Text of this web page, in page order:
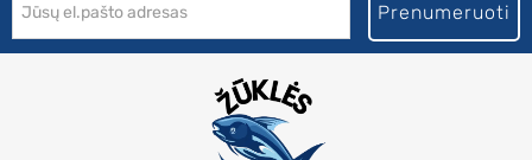
Prenumeruoti